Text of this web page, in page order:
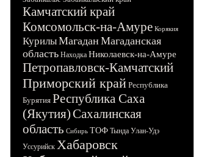
Камчатский край
Комсомольск-на-Амуре Корякия
КурилыМагадан Магаданская
область Находка Николаевск-на-Амуре
Петропавловск-Камчатский
Приморский край Республика
Бурятия Республика Саха
(Якутия)Сахалинская
область Сибирь ТОФ Тында Улан-Удэ
Уссурийск Хабаровск